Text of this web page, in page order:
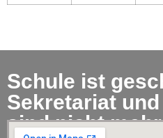
Schule ist
Sekretariat
sind nicht